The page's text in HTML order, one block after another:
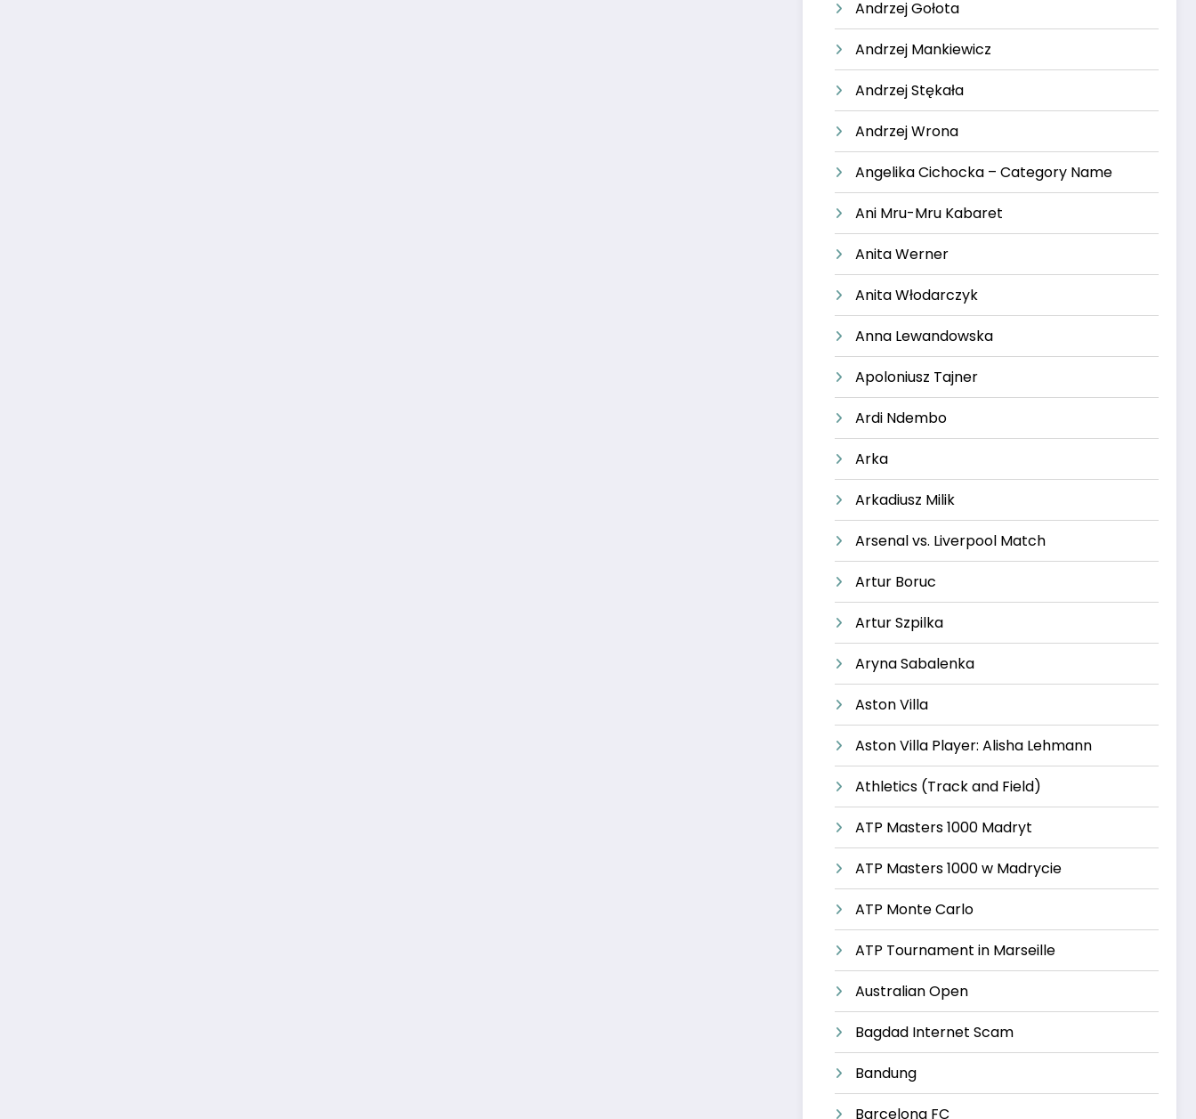
Andrzej Gołota
Andrzej Mankiewicz
Andrzej Stękała
Andrzej Wrona
Angelika Cichocka – Category Name
Ani Mru-Mru Kabaret
Anita Werner
Anita Włodarczyk
Anna Lewandowska
Apoloniusz Tajner
Ardi Ndembo
Arka
Arkadiusz Milik
Arsenal vs. Liverpool Match
Artur Boruc
Artur Szpilka
Aryna Sabalenka
Aston Villa
Aston Villa Player: Alisha Lehmann
Athletics (Track and Field)
ATP Masters 1000 Madryt
ATP Masters 1000 w Madrycie
ATP Monte Carlo
ATP Tournament in Marseille
Australian Open
Bagdad Internet Scam
Bandung
Barcelona FC